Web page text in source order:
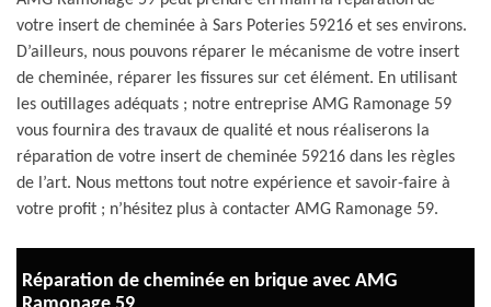
votre insert de cheminée à Sars Poteries 59216 et ses environs.
D’ailleurs, nous pouvons réparer le mécanisme de votre insert
de cheminée, réparer les fissures sur cet élément. En utilisant
les outillages adéquats ; notre entreprise AMG Ramonage 59
vous fournira des travaux de qualité et nous réaliserons la
réparation de votre insert de cheminée 59216 dans les règles
de l’art. Nous mettons tout notre expérience et savoir-faire à
votre profit ; n’hésitez plus à contacter AMG Ramonage 59.
Réparation de cheminée en brique avec AMG